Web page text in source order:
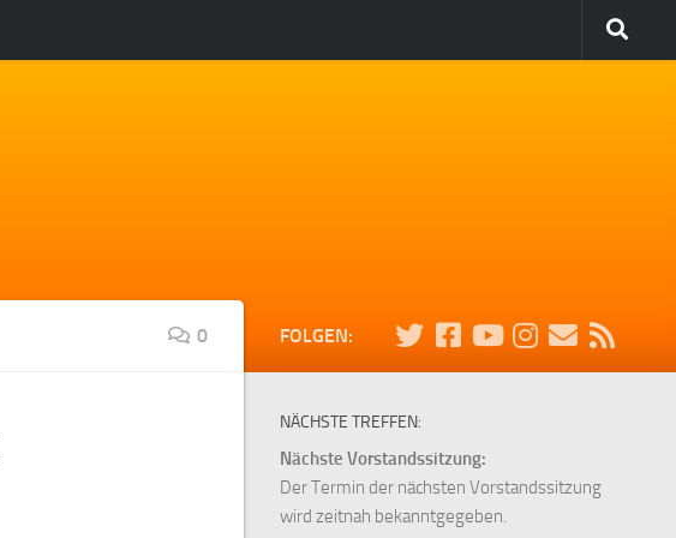
0 FOLGEN:
NÄCHSTE TREFFEN:
Nächste Vorstandssitzung:
Der Termin der nächsten Vorstandssitzung
wird zeitnah bekanntgegeben.